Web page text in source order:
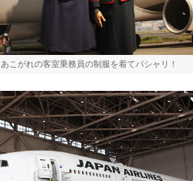
あこがれの客室乗務員の制服を着てパシャリ！